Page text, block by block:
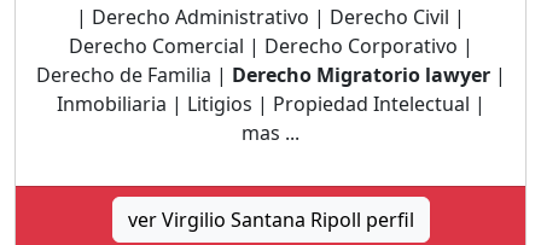
| Derecho Administrativo | Derecho Civil |
Derecho Comercial | Derecho Corporativo |
Derecho de Familia | Derecho Migratorio lawyer|
Inmobiliaria | Litigios | Propiedad Intelectual |
mas ...
ver Virgilio Santana Ripoll perfil